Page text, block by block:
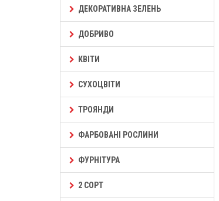
ДЕКОРАТИВНА ЗЕЛЕНЬ
ДОБРИВО
КВІТИ
СУХОЦВІТИ
ТРОЯНДИ
ФАРБОВАНІ РОСЛИНИ
ФУРНІТУРА
2 СОРТ